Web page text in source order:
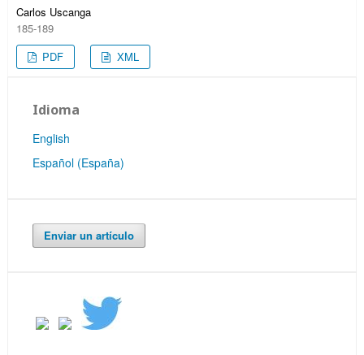
Carlos Uscanga
185-189
PDF
XML
Idioma
English
Español (España)
Enviar un artículo